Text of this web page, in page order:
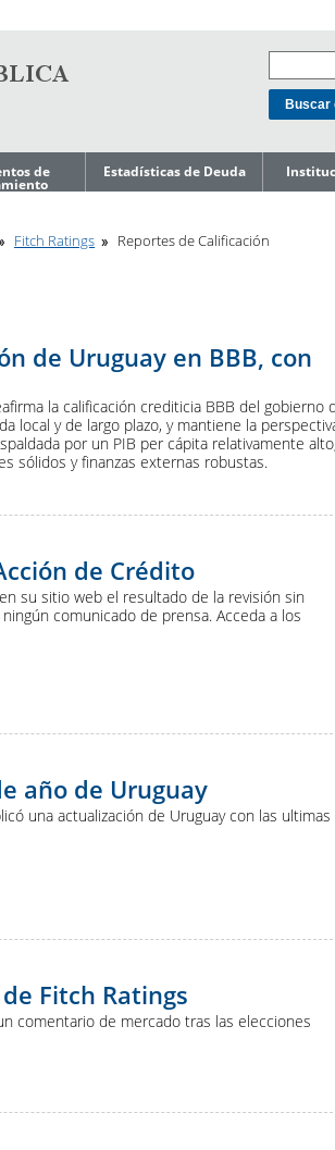
de Estadísticas de Deuda
Composición de
Amortizaciones
Deuda Garantizada
por el Gobierno
Central
Deuda del Gobierno
Fitch Ratings Reportes de Calificación
de Uruguay en BBB, con
la calificación crediticia BBB del gobierno
local y de largo plazo, y mantiene la
por un PIB per cápita relativamente
sólidos y finanzas externas robustas.
de Crédito
su sitio web el resultado de la revisión sin
comunicado de prensa. Acceda a los
año de Uruguay
una actualización de Uruguay con las ultimas
Fitch Ratings
comentario de mercado tras las elecciones